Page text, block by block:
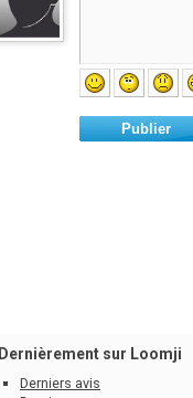
Publier
Dernièrement sur Loomji
Derniers avis